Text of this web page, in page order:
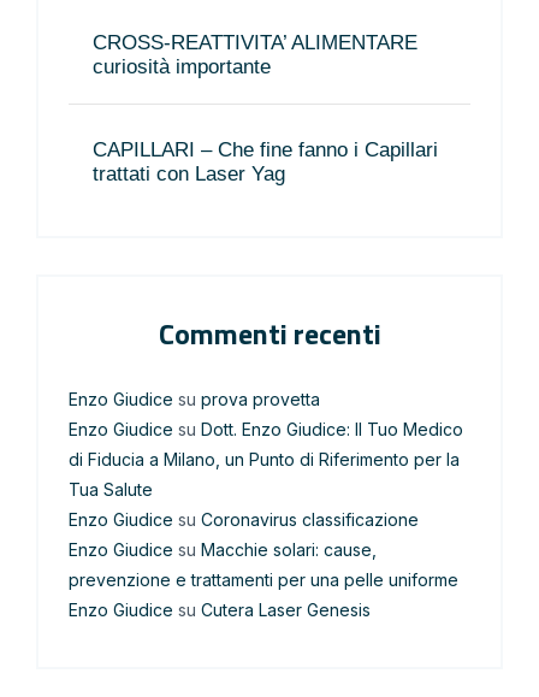
CROSS-REATTIVITA’ ALIMENTARE
curiosità importante
CAPILLARI – Che fine fanno i Capillari
trattati con Laser Yag
Commenti recenti
Enzo Giudice su prova provetta
Enzo Giudice su Dott. Enzo Giudice: Il Tuo Medico
di Fiducia a Milano, un Punto di Riferimento per la
Tua Salute
Enzo Giudice su Coronavirus classificazione
Enzo Giudice su Macchie solari: cause,
prevenzione e trattamenti per una pelle uniforme
Enzo Giudice su Cutera Laser Genesis